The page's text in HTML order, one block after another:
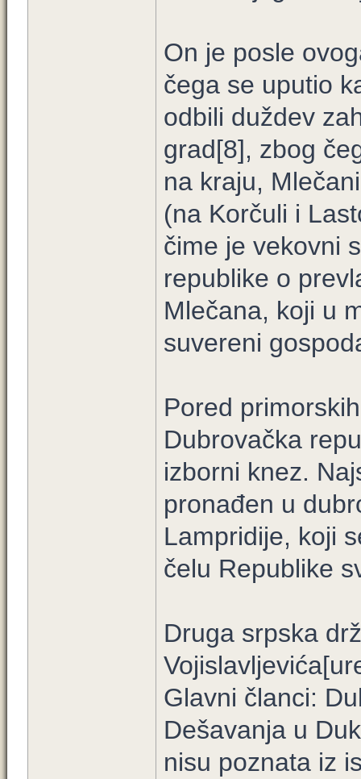
On je posle
čega se uputio
odbili duždev
grad[8], zbog
na kraju,
(na Korčuli i
čime je vekovni
republike o
Mlečana, koji u
suvereni
Pored
Dubrovačka
izborni knez.
pronađen u
Lampridije, koji
čelu Republike
Druga srpska
Glavni članci:
Dešavanja u
nisu poznata iz